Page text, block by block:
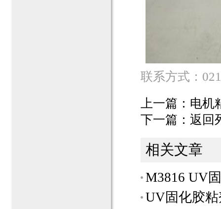
联系方式：
上一篇： 电机
下一篇： 返回
相关文章
M3816 UV
UV固化胶